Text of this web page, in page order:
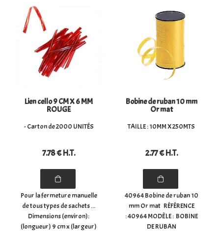
polypropylène transparent
brillant. Conditionnement
: 4 paquets de 250 ...
... mais aussi de savons,
parfums, cadeaux, ... Tout au
long de l'année, laissez vos
produits se ...
Lien cello 9 CM X 6 MM
ROUGE
- Carton de 2000 UNITÉS
7.78€H.T.
Pour la fermeture manuelle
de tous types de sachets ...
Dimensions (environ):
(longueur) 9 cm x (largeur)
Bobine de ruban 10 mm
Or mat
TAILLE : 10MM X 250MTS
2.77€ H.T.
40964 Bobine de ruban 10
mm Or mat RÉFÉRENCE
: 40964 MODÈLE : BOBINE
DE RUBAN